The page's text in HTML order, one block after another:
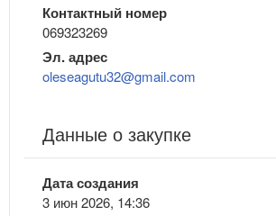
Контактный номер
069323269
Эл. адрес
oleseagutu32@gmail.com
Данные о закупке
Дата создания
3 июн 2026, 14:36